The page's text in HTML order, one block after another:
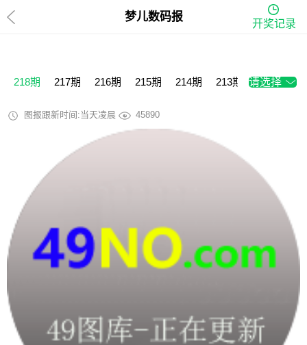
梦儿数码报
开奖记录
218期 217期 216期 215期 214期 213期 212期
请选择
图报跟新时间:当天凌晨 45890